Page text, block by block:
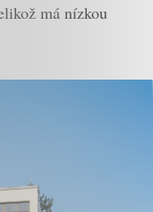
má nízkou